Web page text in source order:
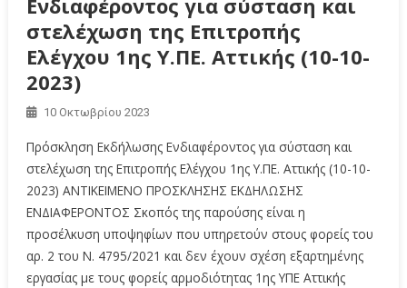
Ενδιαφέροντος για σύσταση και
στελέχωση της Επιτροπής
Ελέγχου 1ης Υ.ΠΕ. Αττικής (10-10-
2023)
10 Οκτωβρίου 2023
Πρόσκληση Εκδήλωσης Ενδιαφέροντος για σύσταση και
στελέχωση της Επιτροπής Ελέγχου 1ης Υ.ΠΕ. Αττικής (10-10-
2023) ΑΝΤΙΚΕΙΜΕΝΟ ΠΡΟΣΚΛΗΣΗΣ ΕΚΔΗΛΩΣΗΣ
ΕΝΔΙΑΦΕΡΟΝΤΟΣ Σκοπός της παρούσης είναι η
προσέλκυση υποψηφίων που υπηρετούν στους φορείς του
αρ. 2 του Ν. 4795/2021 και δεν έχουν σχέση εξαρτημένης
εργασίας με τους φορείς αρμοδιότητας 1ης ΥΠΕ Αττικής